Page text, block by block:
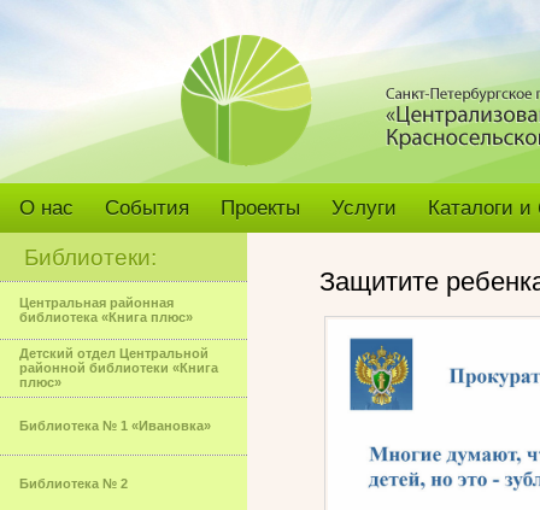
О нас События Проекты Услуги Каталоги
Библиотеки:
Центральная районная
библиотека «Книга плюс»
Детский отдел Центральной
районной библиотеки «Книга
плюс»
Библиотека № 1 «Ивановка»
Библиотека № 2
Защитите